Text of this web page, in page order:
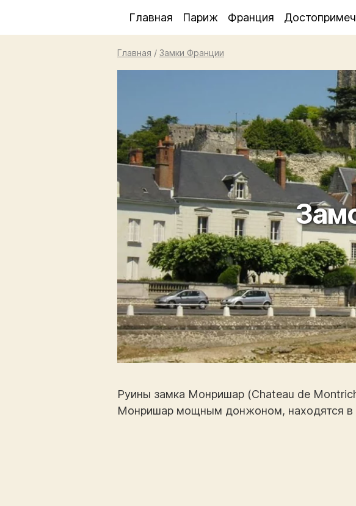
Главная Париж Франция
Главная / Замки Франции
Руины замка Монришар (Chateau de
Монришар мощным донжоном, находятся в